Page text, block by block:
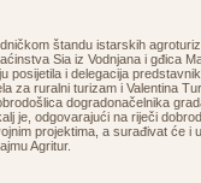
štandu istarskih
Sia iz Vodnjana i gđica
posijetila i delegacija
za ruralni turizam i Valentina
dogradonačelnika
je, odgovarajući na riječi
projektima, a surađivat će i
Agritur.